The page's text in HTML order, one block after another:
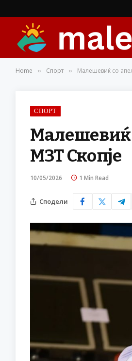
Home » Спорт » Малешевиќ со
СПОРТ
Малешевиќ
МЗТ Скопје
10/05/2026 1 Min Read
Сподели